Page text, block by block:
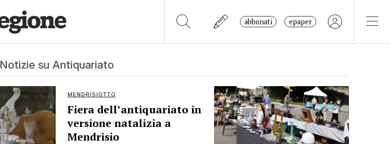
abbonati epaper
Notizie su Antiquariato
MENDRISIOTTO
Fiera dell’antiquariato in
versione natalizia a
Mendrisio